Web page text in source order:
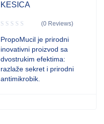
KESICA
(0 Reviews)
PropoMucil je prirodni
inovativni proizvod sa
dvostrukim efektima:
razlaže sekret i prirodni
antimikrobik.